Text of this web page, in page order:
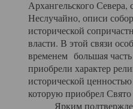
Архангельского Севера,
Неслучайно, описи
исторической
власти. В этой связи
временем большая
приобрели характер
исторической
которую приобрел
Ярким